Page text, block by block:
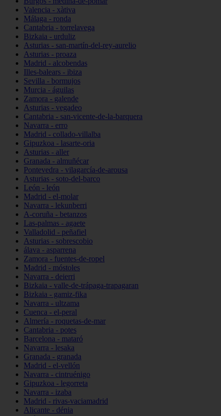
Valencia - xàtiva
Málaga - ronda
Cantabria - torrelavega
Bizkaia - urduliz
Asturias - san-martín-del-rey-aurelio
Asturias - proaza
Madrid - alcobendas
Illes-balears - ibiza
Sevilla - bormujos
Murcia - águilas
Zamora - galende
Asturias - vegadeo
Cantabria - san-vicente-de-la-barquera
Navarra - erro
Madrid - collado-villalba
Gipuzkoa - lasarte-oria
Asturias - aller
Granada - almuñécar
Pontevedra - vilagarcía-de-arousa
Asturias - soto-del-barco
León - león
Madrid - el-molar
Navarra - lekunberri
A-coruña - betanzos
Las-palmas - agaete
Valladolid - peñafiel
Asturias - sobrescobio
álava - asparrena
Zamora - fuentes-de-ropel
Madrid - móstoles
Navarra - deierri
Bizkaia - valle-de-trápaga-trapagaran
Bizkaia - gamiz-fika
Navarra - ultzama
Cuenca - el-peral
Almería - roquetas-de-mar
Cantabria - potes
Barcelona - mataró
Navarra - lesaka
Granada - granada
Madrid - el-vellón
Navarra - cintruénigo
Gipuzkoa - legorreta
Navarra - izaba
Madrid - rivas-vaciamadrid
Alicante - dénia